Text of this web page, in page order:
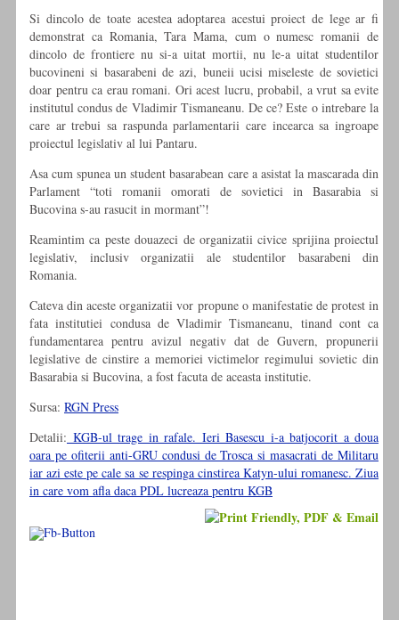
Si dincolo de toate acestea adoptarea acestui proiect de lege ar fi
demonstrat ca Romania, Tara Mama, cum o numesc romanii de
dincolo de frontiere nu si-a uitat mortii, nu le-a uitat studentilor
bucovineni si basarabeni de azi, buneii ucisi miseleste de sovietici
doar pentru ca erau romani. Ori acest lucru, probabil, a vrut sa evite
institutul condus de Vladimir Tismaneanu. De ce? Este o intrebare la
care ar trebui sa raspunda parlamentarii care incearca sa ingroape
proiectul legislativ al lui Pantaru.
Asa cum spunea un student basarabean care a asistat la mascarada din
Parlament “toti romanii omorati de sovietici in Basarabia si
Bucovina s-au rasucit in mormant”!
Reamintim ca peste douazeci de organizatii civice sprijina proiectul
legislativ, inclusiv organizatii ale studentilor basarabeni din
Romania.
Cateva din aceste organizatii vor propune o manifestatie de protest in
fata institutiei condusa de Vladimir Tismaneanu, tinand cont ca
fundamentarea pentru avizul negativ dat de Guvern, propunerii
legislative de cinstire a memoriei victimelor regimului sovietic din
Basarabia si Bucovina, a fost facuta de aceasta institutie.
Sursa: RGN Press
Detalii: KGB-ul trage in rafale. Ieri Basescu i-a batjocorit a doua
oara pe ofiterii anti-GRU condusi de Trosca si masacrati de Militaru
iar azi este pe cale sa se respinga cinstirea Katyn-ului romanesc. Ziua
in care vom afla daca PDL lucreaza pentru KGB